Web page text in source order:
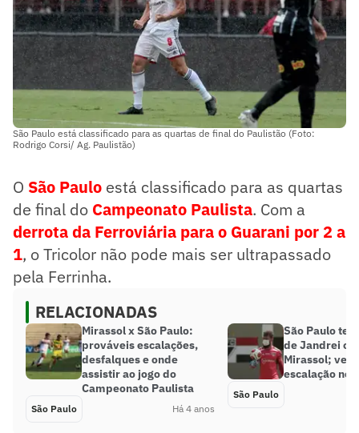
São Paulo está classificado para as quartas de final do Paulistão (Foto:
Rodrigo Corsi/ Ag. Paulistão)
O São Paulo está classificado para as quartas
de final do Campeonato Paulista. Com a
derrota da Ferroviária para o Guarani por 2 a
1, o Tricolor não pode mais ser ultrapassado
pela Ferrinha.
RELACIONADAS
Mirassol x São Paulo:
prováveis escalações,
desfalques e onde
assistir ao jogo do
Campeonato Paulista
São Paulo Há 4 anos
São Paulo
de Jandrei
Mirassol;
escalação
São Paulo